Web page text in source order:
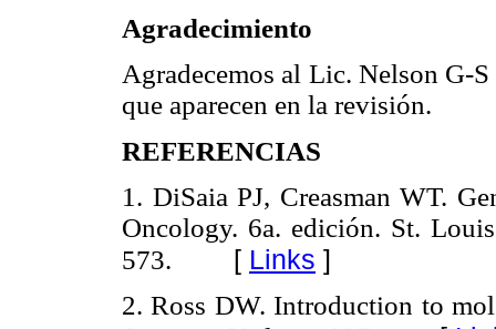
Agradecimiento
Agradecemos al Lic. Nelson G-
que aparecen en la revisión.
REFERENCIAS
1. DiSaia PJ, Creasman WT.
Oncology. 6a. edición. St.
573. [ Links ]
2. Ross DW. Introduction to